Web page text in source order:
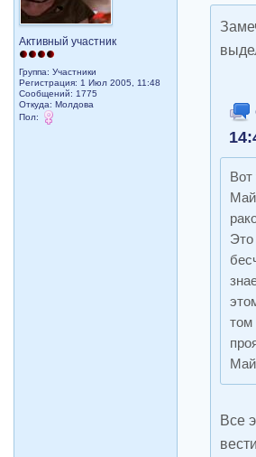
Активный участник
Группа: Участники
Регистрация: 1 Июл 2005, 11:48
Сообщений: 1775
Откуда: Молдова
Пол:
Это
том
Все